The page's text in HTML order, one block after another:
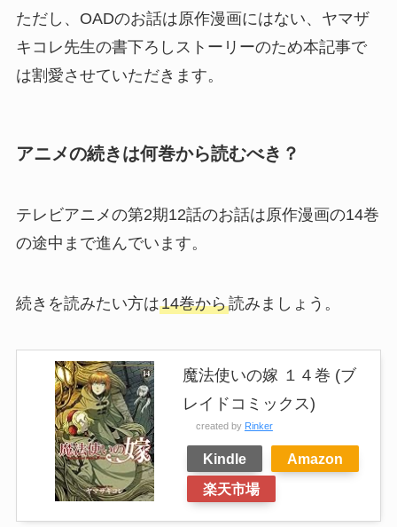
ただし、OADのお話は原作漫画にはない、ヤマザ
キコレ先生の書下ろしストーリーのため本記事で
は割愛させていただきます。
アニメの続きは何巻から読むべき？
テレビアニメの第2期12話のお話は原作漫画の14巻
の途中まで進んでいます。
続きを読みたい方は14巻から読みましょう。
魔法使いの嫁 １４巻 (ブ
レイドコミックス)
created by Rinker
Kindle
Amazon
楽天市場